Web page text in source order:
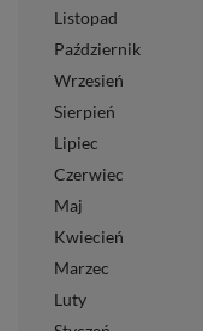
Listopad
Październik
Wrzesień
Sierpień
Lipiec
Czerwiec
Maj
Kwiecień
Marzec
Luty